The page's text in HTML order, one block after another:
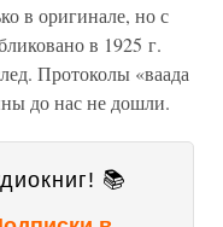
в оригинале, но с
в 1925 г.
Протоколы «ваада
до нас не дошли.
📚